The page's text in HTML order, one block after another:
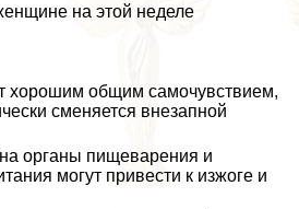
на этой неделе
хорошим общим самочувствием,
сменяется внезапной
органы пищеварения и
могут привести к изжоге и